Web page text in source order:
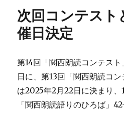
次回コンテスト
催日決定
第14回「関西朗読コンテス
日に、第13回「関西朗読コン
は2025年2月22日に決まり、
「関西朗読語りのひろば」